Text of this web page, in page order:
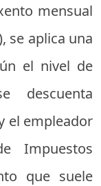
mensual
se aplica una
el nivel de
descuenta
el empleador
Impuestos
que suele